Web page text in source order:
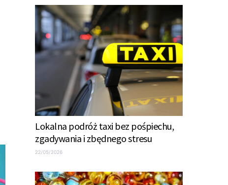
Lokalna podróż taxi bez pośpiechu,
zgadywania i zbędnego stresu
22/05/2026